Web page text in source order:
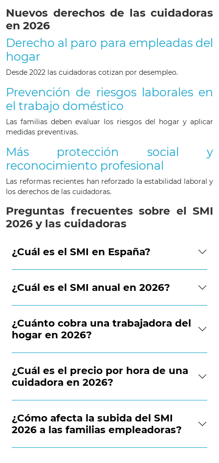
Nuevos derechos de las cuidadoras
en 2026
Derecho al paro para empleadas del
hogar
Desde 2022 las cuidadoras cotizan por desempleo.
Prevención de riesgos laborales en
el trabajo doméstico
Las familias deben evaluar los riesgos del hogar y aplicar
medidas preventivas.
Más protección social y
reconocimiento profesional
Las reformas recientes han reforzado la estabilidad laboral y
los derechos de las cuidadoras.
Preguntas frecuentes sobre el SMI
2026 y las cuidadoras
¿Cuál es el SMI en España?
¿Cuál es el SMI anual en 2026?
¿Cuánto cobra una trabajadora del
hogar en 2026?
¿Cuál es el precio por hora de una
cuidadora en 2026?
¿Cómo afecta la subida del SMI
2026 a las familias empleadoras?